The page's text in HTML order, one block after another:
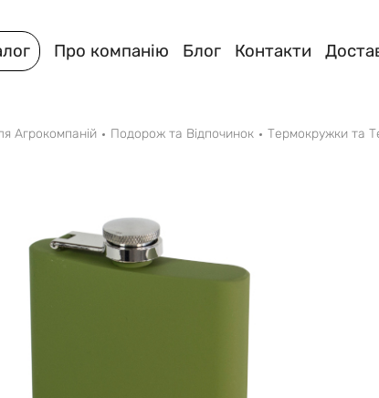
Про компанію Блог Контакти
Агрокомпаній Подорож та Відпочинок Термокружки та